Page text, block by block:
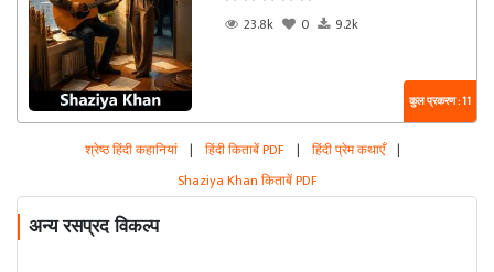
23.8k
0 9.2k
कुल प्रकरण : 11
श्रेष्ठ हिंदी कहानियां | हिंदी किताबें PDF | हिंदी प्रेम कथाएँ |
Shaziya Khan किताबें PDF
अन्य रसप्रद विकल्प